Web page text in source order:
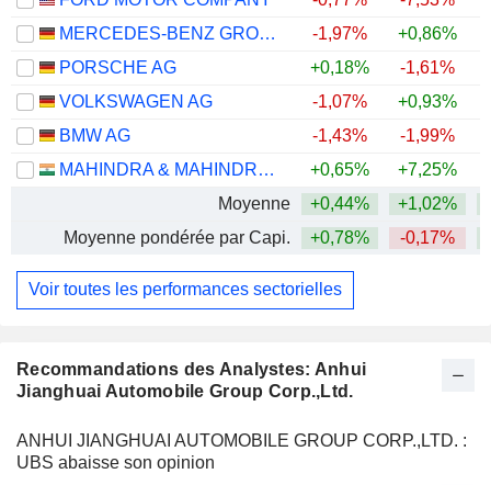
Recommandations des Analystes: Anhui
Jianghuai Automobile Group Corp.,Ltd.
ANHUI JIANGHUAI AUTOMOBILE GROUP CORP.,LTD. :
UBS abaisse son opinion
MERCEDES-BENZ GROUP AG
-1,97% +0,86%
PORSCHE AG
+0,18% -1,61%
VOLKSWAGEN AG
-1,07% +0,93%
BMW AG
-1,43% -1,99%
MAHINDRA & MAHINDRA LIMITED
+0,65% +7,25%
Moyenne
+0,44% +1,02%
Moyenne pondérée par Capi.
+0,78% -0,17%
Voir toutes les performances sectorielles